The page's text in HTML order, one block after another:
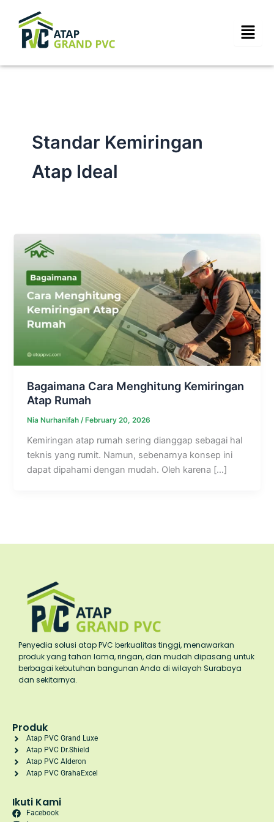
content
Standar Kemiringan
Atap Ideal
Bagaimana Cara Menghitung Kemiringan
Atap Rumah
Nia Nurhanifah/February 20, 2026
Kemiringan atap rumah sering dianggap sebagai hal
teknis yang rumit. Namun, sebenarnya konsep ini
dapat dipahami dengan mudah. Oleh karena […]
Penyedia solusi atap PVC berkualitas tinggi, menawarkan
produk yang tahan lama, ringan, dan mudah dipasang untuk
berbagai kebutuhan bangunan Anda di wilayah Surabaya
dan sekitarnya.
Produk
Atap PVC Grand Luxe
Atap PVC Dr.Shield
Atap PVC Alderon
Atap PVC GrahaExcel
Ikuti Kami
Facebook